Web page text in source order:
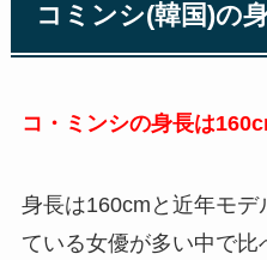
コミンシ(韓国)の
コ・ミンシの身長は
身長は160cmと近年モデ
ている女優が多い中で